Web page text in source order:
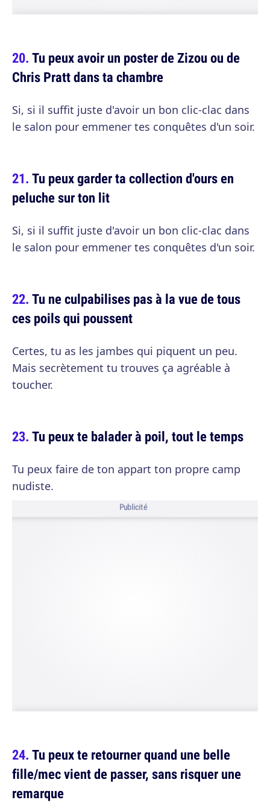
Tu peux avoir un poster de Zizou ou de
Chris Pratt dans ta chambre
Si, si il suffit juste d'avoir un bon clic-clac dans
le salon pour emmener tes conquêtes d'un soir.
Tu peux garder ta collection d'ours en
peluche sur ton lit
Si, si il suffit juste d'avoir un bon clic-clac dans
le salon pour emmener tes conquêtes d'un soir.
Tu ne culpabilises pas à la vue de tous
ces poils qui poussent
Certes, tu as les jambes qui piquent un peu.
Mais secrètement tu trouves ça agréable à
toucher.
Tu peux te balader à poil, tout le temps
Tu peux faire de ton appart ton propre camp
nudiste.
Publicité
Tu peux te retourner quand une belle
fille/mec vient de passer, sans risquer une
remarque